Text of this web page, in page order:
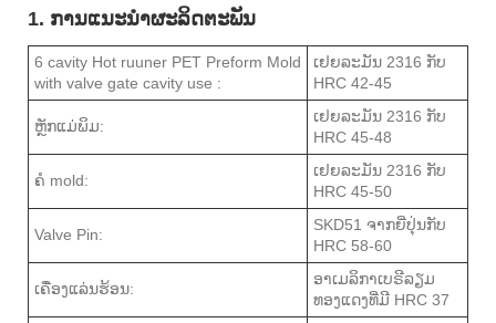
1. ການແນະນໍາຜະລິດຕະພັນ
6 cavity Hot ruuner PET Preform Mold
with valve gate cavity use :
ເຢຍລະມັນ 2316 ກັບ
HRC 42-45
ຫຼັກແມ່ພິມ:
ເຢຍລະມັນ 2316 ກັບ
HRC 45-48
ຄໍ mold:
ເຢຍລະມັນ 2316 ກັບ
HRC 45-50
Valve Pin:
SKD51 ຈາກຍີ່ປຸ່ນກັບ
HRC 58-60
ເຄື່ອງແລ່ນຮ້ອນ:
ອາເມລິກາເບຣີລຽມ
ທອງແດງທີ່ມີ HRC 37